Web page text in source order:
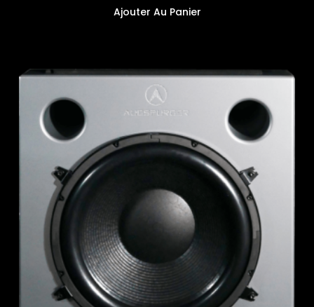
Ajouter Au Panier